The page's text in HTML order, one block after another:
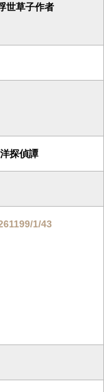
世草子作者
探偵譚
1/43